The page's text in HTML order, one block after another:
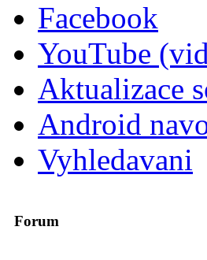
Facebook
YouTube
Aktualizace
Android
Vyhledavani
Forum